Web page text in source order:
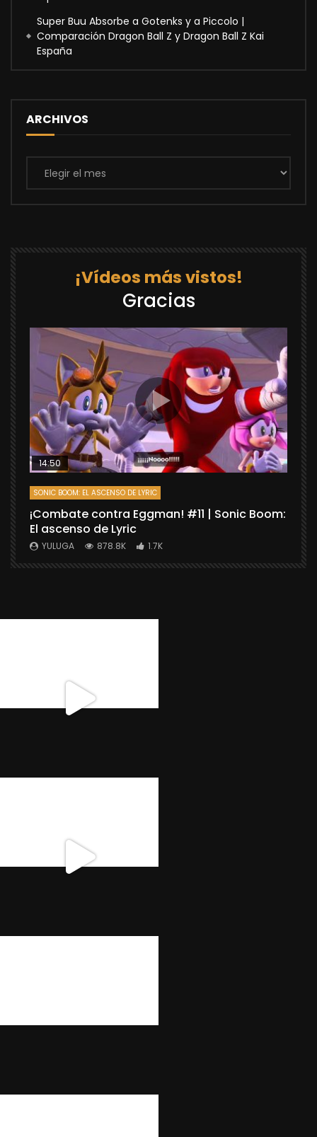
Super Buu Absorbe a Gotenks y a Piccolo |
Comparación Dragon Ball Z y Dragon Ball Z Kai
España
ARCHIVOS
Archivos
¡Vídeos más vistos!
Gracias
14:50
SONIC BOOM: EL ASCENSO DE LYRIC
¡Combate contra Eggman! #11 | Sonic Boom:
El ascenso de Lyric
YULUGA 878.8K 1.7K